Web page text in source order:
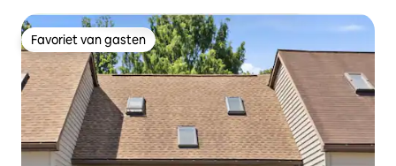
Favoriet van gasten
Favoriet van gasten